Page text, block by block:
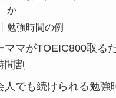
か
勉強時間の例
ママがTOEIC800取る
間割
人でも続けられる勉強